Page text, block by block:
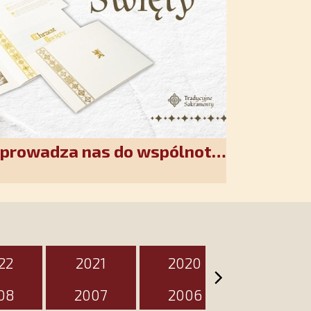
nas do wspólnoty
jest przygotowany na
2021 2020
2007 2006